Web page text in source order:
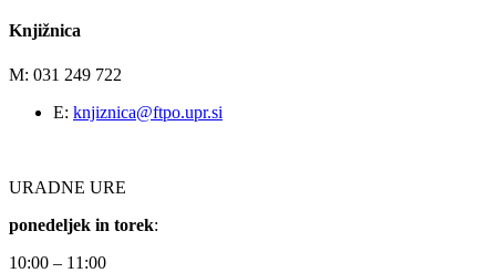
Knjižnica
M: 031 249 722
E: knjiznica@ftpo.upr.si
URADNE URE
ponedeljek in torek:
10:00 – 11:00